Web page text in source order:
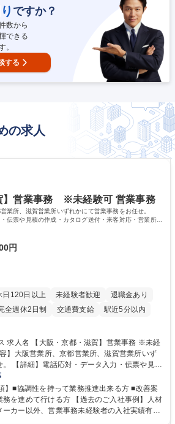
デザイン【当社について】2001年創業のオー
す。ウェルネスビューティーブランド「MAISO
の自社農園で栽培する絶滅危惧植物を活かし
す。 募集職種 [大阪/グラフィッ
有名/自社化粧品メーカー/時差出勤可
ですか？
数から
できる
。
する
の求人
】営業事務 ※未経験可 営業事務
業所、滋賀営業所いずれかにて営業事務をお任せ。
伝票や見積の作成・カタログ送付・来客対応・営業所内
お任せ。
円
日120日以上 未経験者歓迎
退職金あり
全週休2日制 交通費支給
駅近5分以内
経
【詳細】電話応対・データ入力・伝票や見積
対応・営業所内で発生する事務業務や業務改
とが可能です。業務システムがきちんと構築さ
事に慣れることができる環境です。また、
】■協調性を持って業務推進出来る方 ■改善案
を進めて行ける方 【過去のご入社事例】人材
カー以外、営業事務未経験者の入社実績有